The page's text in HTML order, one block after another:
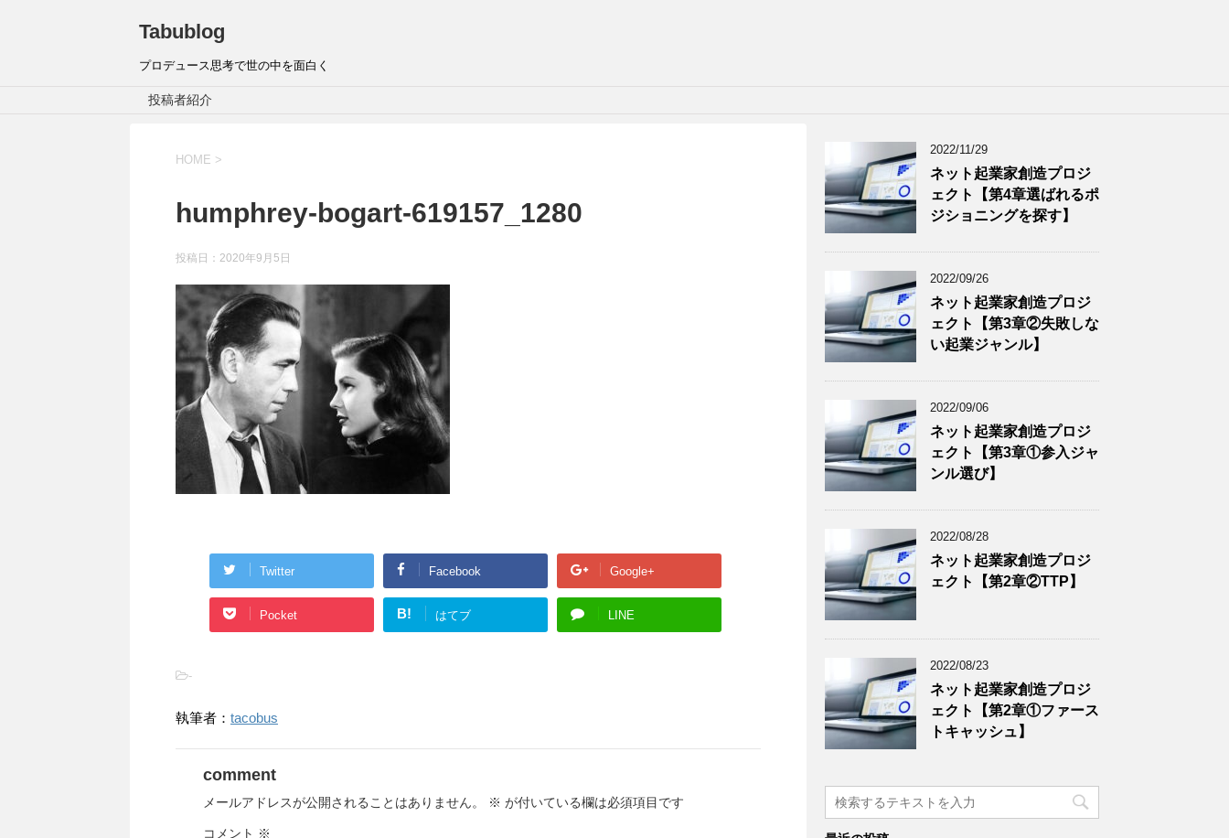
Tabublog
プロデュース思考で世の中を面白く
投稿者紹介
HOME >
humphrey-bogart-619157_1280
投稿日： 2020年9月5日
Twitter Facebook Google+
Pocket B! はてブ LINE
-
執筆者： tacobus
comment
メールアドレスが公開されることはありません。 ※ が付いている欄は必須項目です
コメント ※
2022/11/29
ネット起業家創造プロジ
ェクト【第4章選ばれるポ
ジショニングを探す】
2022/09/26
ネット起業家創造プロジ
ェクト【第3章②失敗しな
い起業ジャンル】
2022/09/06
ネット起業家創造プロジ
ェクト【第3章①参入ジャ
ンル選び】
2022/08/28
ネット起業家創造プロジ
ェクト【第2章②TTP】
2022/08/23
ネット起業家創造プロジ
ェクト【第2章①ファース
トキャッシュ】